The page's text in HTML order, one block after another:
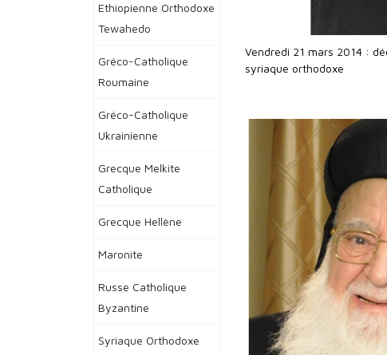
Ethiopienne Orthodoxe
Tewahedo
Gréco-Catholique
Roumaine
Gréco-Catholique
Ukrainienne
Grecque Melkite
Catholique
Grecque Hellène
Maronite
Russe Catholique
Byzantine
Syriaque Orthodoxe
Vendredi 21 mars 2014 :
syriaque orthodoxe